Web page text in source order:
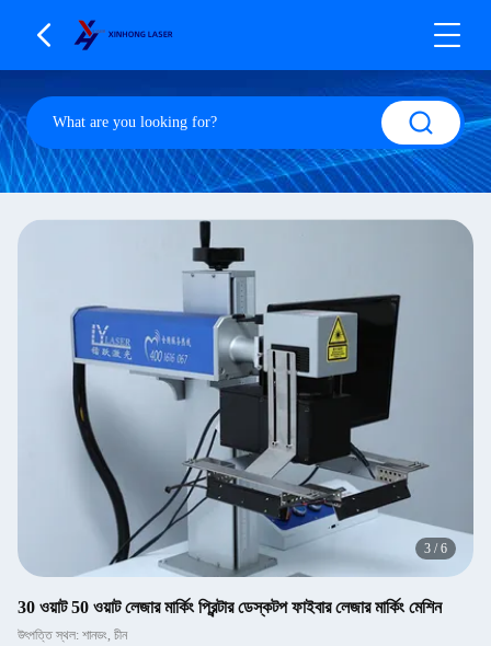
3 /6
30 ওয়াট 50 ওয়াট লেজার মার্কিং প্রিন্টার ডেস্কটপ ফাইবার লেজার মার্কিং মেশিন
উৎপত্তি স্থল: শানডং, চীন